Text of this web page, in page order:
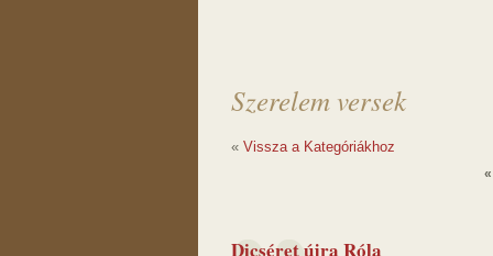
Szerelem versek
« Vissza a Kategóriákhoz
Dicséret újra Róla